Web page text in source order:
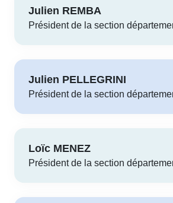
Julien REMBA
Président de la section
Julien PELLEGRINI
Président de la section
Loïc MENEZ
Président de la section